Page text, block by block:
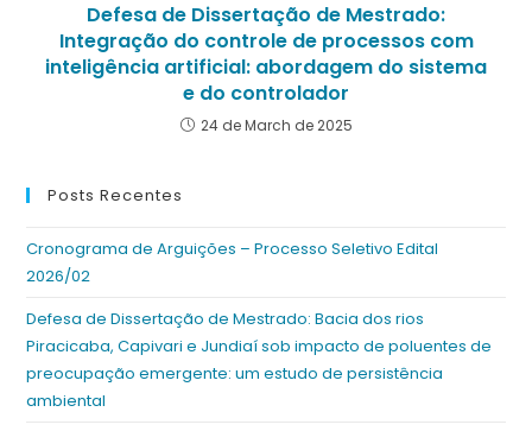
Defesa de Dissertação de Mestrado:
Integração do controle de processos com
inteligência artificial: abordagem do sistema
e do controlador
24 de March de 2025
Posts Recentes
Cronograma de Arguições – Processo Seletivo Edital
2026/02
Defesa de Dissertação de Mestrado: Bacia dos rios
Piracicaba, Capivari e Jundiaí sob impacto de poluentes de
preocupação emergente: um estudo de persistência
ambiental